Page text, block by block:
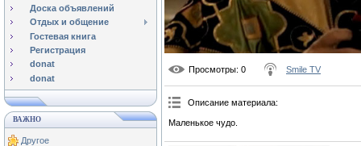
Доска объявлений
Отдых и общение
Гостевая книга
Регистрация
donat
donat
ВАЖНО
Другое
Просмотры: 0 Smile TV
Описание материала:
Маленькое чудо.